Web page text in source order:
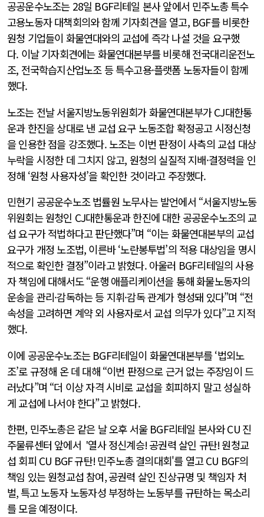
공공운수노조는 28일 BGF리테일 본사 앞에서 민주노총 특수
고용노동자 대책회의와 함께 기자회견을 열고, BGF를 비롯한
원청 기업들이 화물연대와의 교섭에 즉각 나설 것을 요구했
다. 이날 기자회견에는 화물연대본부를 비롯해 전국대리운전노
조, 전국학습지산업노조 등 특수고용·플랫폼 노동자들이 함께
했다.
노조는 전날 서울지방노동위원회가 화물연대본부가 CJ대한통
운과 한진을 상대로 낸 교섭 요구 노동조합 확정공고 시정신청
을 인용한 점을 강조했다. 노조는 이번 판정이 사측의 교섭 대상
누락을 시정한 데 그치지 않고, 원청의 실질적 지배·결정력을 인
정해 ‘원청 사용자성’을 확인한 것이라고 주장했다.
민현기 공공운수노조 법률원 노무사는 발언에서 “서울지방노동
위원회는 원청인 CJ대한통운과 한진에 대한 공공운수노조의 교
섭 요구가 적법하다고 판단했다”며 “이는 화물연대본부의 교섭
요구가 개정 노조법, 이른바 ‘노란봉투법’의 적용 대상임을 명시
적으로 확인한 결정”이라고 밝혔다. 아울러 BGF리테일의 사용
자 책임에 대해서도 “운행 애플리케이션을 통해 화물노동자의
운송을 관리·감독하는 등 지휘·감독 관계가 형성돼 있다”며 “전
속성을 고려하면 계약 외 사용자로서 교섭 의무가 있다”고 지적
했다.
이에 공공운수노조는 BGF리테일이 화물연대본부를 ‘법외노
조’로 규정해 온 데 대해 “이번 판정으로 근거 없는 주장임이 드
러났다”며 “더 이상 자격 시비로 교섭을 회피하지 말고 성실하
게 교섭에 나서야 한다”고 밝혔다.
한편, 민주노총은 같은 날 오후 서울 BGF리테일 본사와CU 진
주물류센터 앞에서 '열사 정신계승!공권력 살인 규탄!원청교
섭 회피 CU BGF규탄!민주노총 결의대회'를 열고CU BGF의
책임 있는 원청교섭 참여,공권력 살인 진상규명 및 책임자 처
벌,특고 노동자 노동자성 부정하는 노동부를 규탄하는 목소리
를 모을 예정이다.